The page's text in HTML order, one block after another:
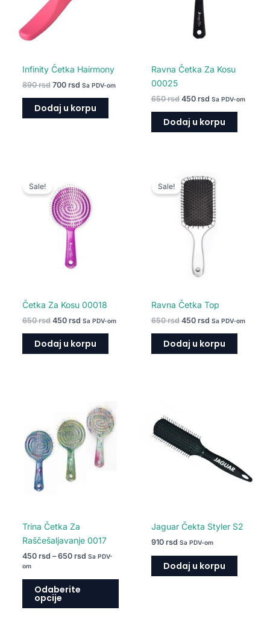
Infinity Četka Hairmony
890rsd 700 rsd Sa PDV-om
Dodaj u korpu
Ravna Četka Za Kosu
00025
650rsd 450 rsd Sa PDV-om
Dodaj u korpu
Sale!
Četka Za Kosu 00018
650rsd
je
bila:
650 rsd.
450 rsd
je:
450 rsd.
Sa PDV-om
Dodaj u korpu
Sale!
Ravna Četka Top
650rsd
cena
je
bila:
650 rsd.
450 rsd
cena
je:
450 rsd.
Sa PDV-om
Dodaj u korpu
Trina Četka Za
Raščešaljavanje 0017
450 rsd – 650 rsd
cena:
od
450 rsd
do
650 rsd
Sa PDV-
om
Odaberite
opcije
Jaguar Čekta Styler S2
910 rsd Sa PDV-om
Dodaj u korpu